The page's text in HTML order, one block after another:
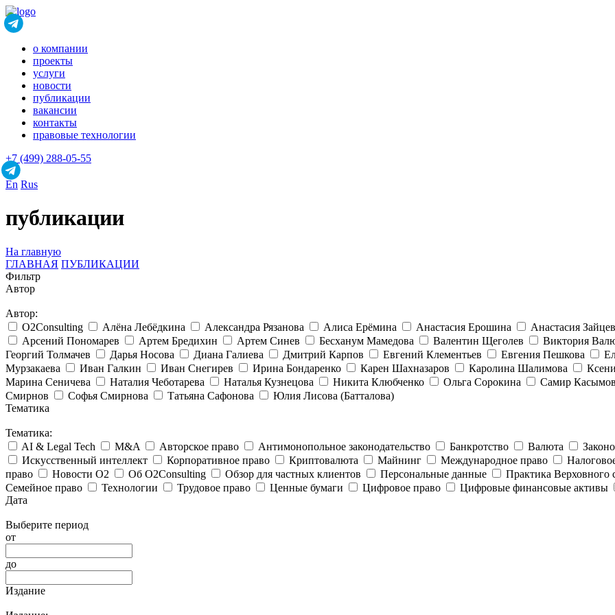
о компании
проекты
услуги
новости
публикации
вакансии
контакты
правовые технологии
+7 (499) 288-05-55
En Rus
публикации
На главную
ГЛАВНАЯ ПУБЛИКАЦИИ
Фильтр
Автор
Автор:
O2Consulting
Алёна Лебёдкина Александра Рязанова Алиса Ерёмина Анастасия Ерошина
Анастасия
Арсений Пономарев
Артем Бредихин Артем Синев Бесханум Мамедова Валентин Щеголев
Виктория
Георгий Толмачев
Дарья Носова Диана Галиева Дмитрий Карпов Евгений Клементьев Евгения Пешкова
Мурзакаева
Иван Галкин Иван Снегирев Ирина Бондаренко Карен Шахназаров Каролина Шалимова
Марина Сеничева
Наталия Чеботарева Наталья Кузнецова Никита Клюбченко Ольга Сорокина
Самир
Смирнов
Софья Смирнова Татьяна Сафонова
Юлия Лисова (Батталова)
Тематика
Тематика:
AI & Legal Tech
M&A Авторское право Антимонопольное законодательство Банкротство Валюта
Искусственный интеллект
Корпоративное право Криптовалюта Майнинг Международное право
право
Новости O2 Об O2Consulting Обзор для частных клиентов Персональные данные
Практика
Семейное право
Технологии Трудовое право Ценные бумаги Цифровое право
Цифровые финансовые активы
Дата
Выберите период
от
до
Издание